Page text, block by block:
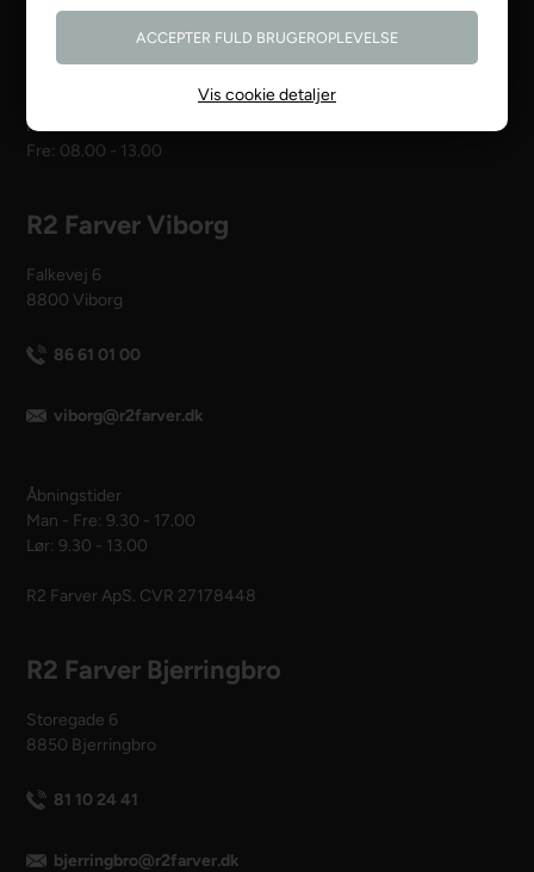
Vis cookie detaljer
webshop@r2.dk
Man - tors: 08.00 - 16.00
Fre: 08.00 - 13.00
R2 Farver Viborg
Falkevej 6
8800 Viborg
86 61 01 00
viborg@r2farver.dk
Åbningstider
Man - Fre: 9.30 - 17.00
Lør: 9.30 - 13.00
R2 Farver ApS. CVR 27178448
R2 Farver Bjerringbro
Storegade 6
8850 Bjerringbro
81 10 24 41
bjerringbro@r2farver.dk